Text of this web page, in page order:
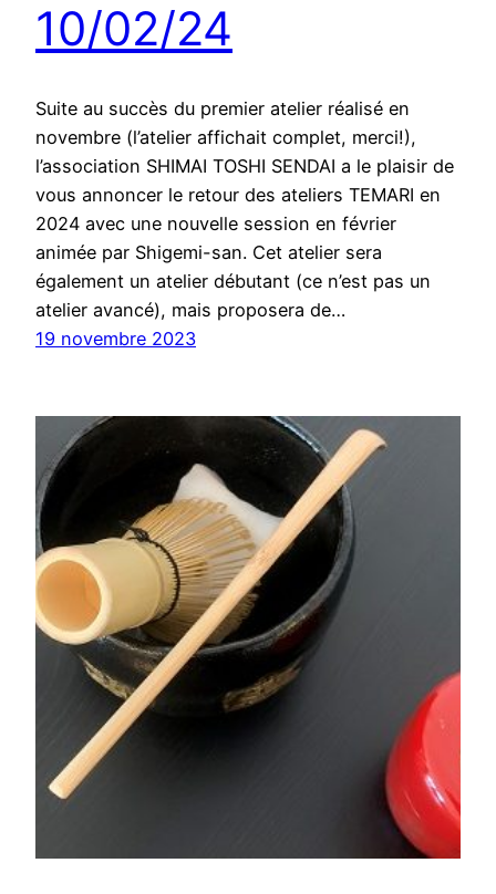
10/02/24
Suite au succès du premier atelier réalisé en
novembre (l’atelier affichait complet, merci!),
l’association SHIMAI TOSHI SENDAI a le plaisir de
vous annoncer le retour des ateliers TEMARI en
2024 avec une nouvelle session en février
animée par Shigemi-san. Cet atelier sera
également un atelier débutant (ce n’est pas un
atelier avancé), mais proposera de…
19 novembre 2023